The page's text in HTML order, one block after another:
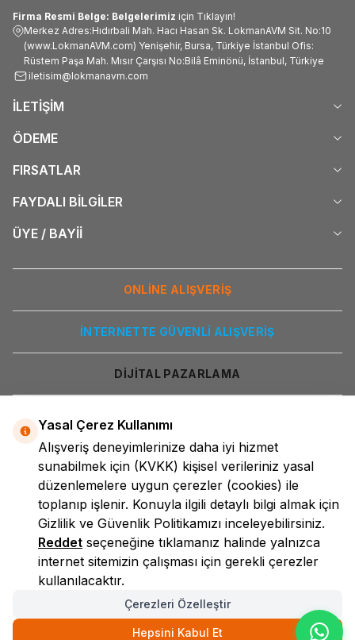
Firma Resmi Belge: Belgelerimiz için Tıklayın!
Merkez Adres:Hıdırbali Mah. Hacı Hasan Sk. LokmanAVM Sit. No:10
(www.LokmanAVM.com) Yenişehir, Bursa, Türkiye İstanbul Ofis:
Rüstem Paşa Mah. Mısır Çarşısı No:Bilâ Eminönü, İstanbul, Türkiye
iletisim@lokmanavm.com
İLETİŞİM
ÖDEME
FIRSATLAR
FAYDALI BİLGİLER
ÜYE / BAYİİ
ONLİNE ALIŞVERİŞ
İNTERNETTE GÜVENLİ ALIŞVERİŞ
DİJİTAL PAZARLAMA
LokmanAVM
Yasal Çerez Kullanımı
Alışveriş deneyimlerinize daha iyi hizmet
sunabilmek için (KVKK) kişisel verileriniz yasal
düzenlemelere uygun çerezler (cookies) ile
toplanıp işlenir. Konuyla ilgili detaylı bilgi almak için
Gizlilik ve Güvenlik Politikamızı inceleyebilirsiniz.
Reddet seçeneğine tıklamanız halinde yalnızca
internet sitemizin çalışması için gerekli çerezler
kullanılacaktır.
Çerezleri Özelleştir
Hepsini Kabul Et